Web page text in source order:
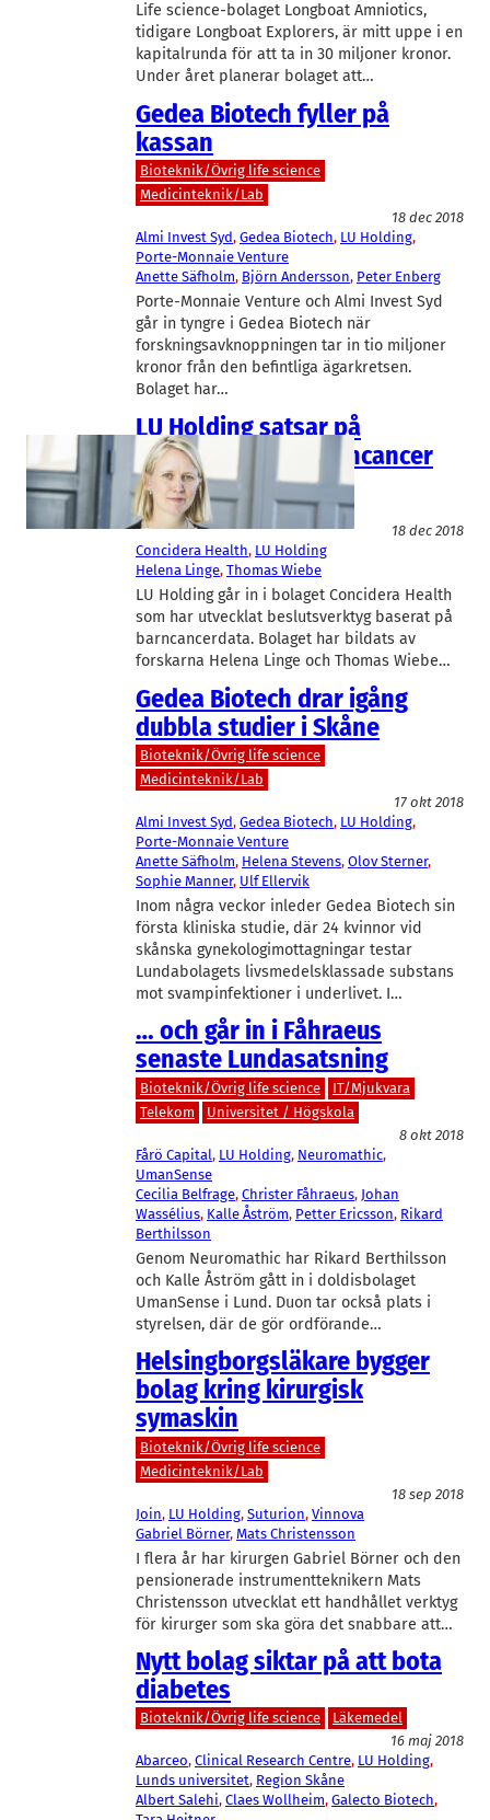
Life science-bolaget Longboat Amniotics,
tidigare Longboat Explorers, är mitt uppe i en
kapitalrunda för att ta in 30 miljoner kronor.
Under året planerar bolaget att…
Gedea Biotech fyller på
kassan
Bioteknik/Övrig life science
Medicinteknik/Lab
18 dec 2018
Almi Invest Syd, Gedea Biotech, LU Holding
Porte-Monnaie Venture
Anette Säfholm, Björn Andersson, Peter Enberg
Porte-Monnaie Venture och Almi Invest Syd
går in tyngre i Gedea Biotech när
forskningsavknoppningen tar in tio miljoner
kronor från den befintliga ägarkretsen.
Bolaget har…
LU Holding satsar på
beslutsstöd för barncancer
Bioteknik/Övrig life science
Finans/Riskkapital
18 dec 2018
Concidera Health, LU Holding
Helena Linge, Thomas Wiebe
LU Holding går in i bolaget Concidera Health
som har utvecklat beslutsverktyg baserat på
barncancerdata. Bolaget har bildats av
forskarna Helena Linge och Thomas Wiebe…
Gedea Biotech drar igång
dubbla studier i Skåne
Bioteknik/Övrig life science
Medicinteknik/Lab
17 okt 2018
Almi Invest Syd, Gedea Biotech, LU Holding
Porte-Monnaie Venture
Anette Säfholm, Helena Stevens, Olov Sterner
Sophie Manner, Ulf Ellervik
Inom några veckor inleder Gedea Biotech sin
första kliniska studie, där 24 kvinnor vid
skånska gynekologimottagningar testar
Lundabolagets livsmedelsklassade substans
mot svampinfektioner i underlivet. I…
… och går in i Fåhraeus
senaste Lundasatsning
Bioteknik/Övrig life science
IT/Mjukvara
Telekom
Universitet / Högskola
8 okt 2018
Fårö Capital, LU Holding, Neuromathic
UmanSense
Cecilia Belfrage, Christer Fåhraeus, Johan
Wassélius, Kalle Åström, Petter Ericsson, Rikard
Berthilsson
Genom Neuromathic har Rikard Berthilsson
och Kalle Åström gått in i doldisbolaget
UmanSense i Lund. Duon tar också plats i
styrelsen, där de gör ordförande…
Helsingborgsläkare bygger
bolag kring kirurgisk
symaskin
Bioteknik/Övrig life science
Medicinteknik/Lab
18 sep 2018
Join, LU Holding, Suturion, Vinnova
Gabriel Börner, Mats Christensson
I flera år har kirurgen Gabriel Börner och den
pensionerade instrumentteknikern Mats
Christensson utvecklat ett handhållet verktyg
för kirurger som ska göra det snabbare att…
Nytt bolag siktar på att bota
diabetes
Bioteknik/Övrig life science
Läkemedel
16 maj 2018
Abarceo, Clinical Research Centre, LU Holding
Lunds universitet, Region Skåne
Albert Salehi, Claes Wollheim, Galecto Biotech